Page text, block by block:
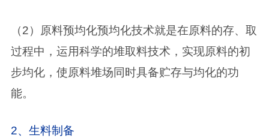
（2）原料预均化预均化技术就是在原料的存、取
过程中，运用科学的堆取料技术，实现原料的初
步均化，使原料堆场同时具备贮存与均化的功
能。
2、生料制备